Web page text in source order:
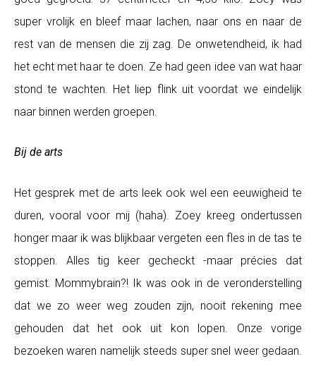
super vrolijk en bleef maar lachen, naar ons en naar de
rest van de mensen die zij zag. De onwetendheid, ik had
het echt met haar te doen. Ze had geen idee van wat haar
stond te wachten. Het liep flink uit voordat we eindelijk
naar binnen werden groepen.
Bij de arts
Het gesprek met de arts leek ook wel een eeuwigheid te
duren, vooral voor mij (haha). Zoey kreeg ondertussen
honger maar ik was blijkbaar vergeten een fles in de tas te
stoppen. Alles tig keer gecheckt -maar précies dat
gemist. Mommybrain?! Ik was ook in de veronderstelling
dat we zo weer weg zouden zijn, nooit rekening mee
gehouden dat het ook uit kon lopen. Onze vorige
bezoeken waren namelijk steeds super snel weer gedaan.